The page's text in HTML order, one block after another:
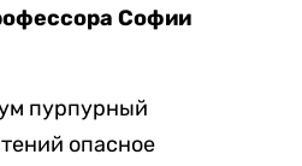
Софии
пурпурный
опасное